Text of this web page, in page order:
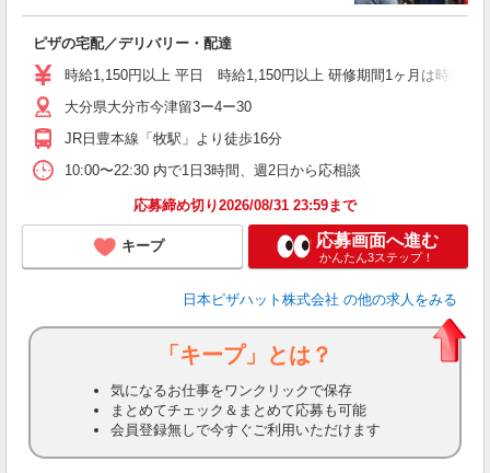
ピザの宅配／デリバリー・配達
時給1,150円以上 平日 時給1,150円以上 研修期間1ヶ月は時給
大分県大分市今津留3ー4ー30
JR日豊本線「牧駅」より徒歩16分
10:00〜22:30 内で1日3時間、週2日から応相談
応募締め切り2026/08/31 23:59まで
キープ 応募画面へ進む
かんたん3ステップ！
日本ピザハット株式会社 の他の求人をみる
「キープ」とは？
気になるお仕事をワンクリックで保存
まとめてチェック＆まとめて応募も可能
会員登録無しで今すぐご利用いただけます